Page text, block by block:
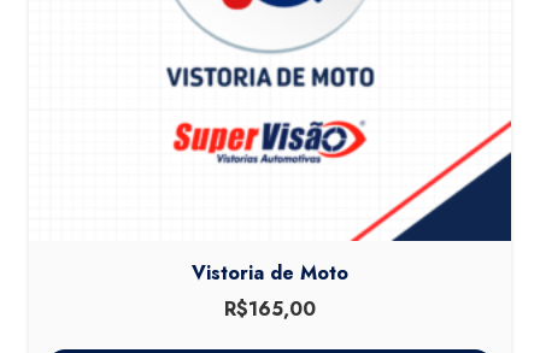
Vistoria de Moto
R$165,00